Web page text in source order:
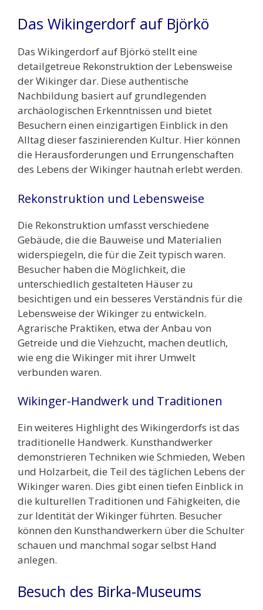
Das Wikingerdorf auf Björkö
Das Wikingerdorf auf Björkö stellt eine
detailgetreue Rekonstruktion der Lebensweise
der Wikinger dar. Diese authentische
Nachbildung basiert auf grundlegenden
archäologischen Erkenntnissen und bietet
Besuchern einen einzigartigen Einblick in den
Alltag dieser faszinierenden Kultur. Hier können
die Herausforderungen und Errungenschaften
des Lebens der Wikinger hautnah erlebt werden.
Rekonstruktion und Lebensweise
Die Rekonstruktion umfasst verschiedene
Gebäude, die die Bauweise und Materialien
widerspiegeln, die für die Zeit typisch waren.
Besucher haben die Möglichkeit, die
unterschiedlich gestalteten Häuser zu
besichtigen und ein besseres Verständnis für die
Lebensweise der Wikinger zu entwickeln.
Agrarische Praktiken, etwa der Anbau von
Getreide und die Viehzucht, machen deutlich,
wie eng die Wikinger mit ihrer Umwelt
verbunden waren.
Wikinger-Handwerk und Traditionen
Ein weiteres Highlight des Wikingerdorfs ist das
traditionelle Handwerk. Kunsthandwerker
demonstrieren Techniken wie Schmieden, Weben
und Holzarbeit, die Teil des täglichen Lebens der
Wikinger waren. Dies gibt einen tiefen Einblick in
die kulturellen Traditionen und Fähigkeiten, die
zur Identität der Wikinger führten. Besucher
können den Kunsthandwerkern über die Schulter
schauen und manchmal sogar selbst Hand
anlegen.
Besuch des Birka-Museums